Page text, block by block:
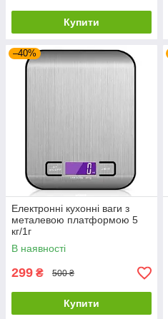
Купити
–40%
Електронні кухонні ваги з
металевою платформою 5
кг/1г
В наявності
299 ₴ 500 ₴
Купити